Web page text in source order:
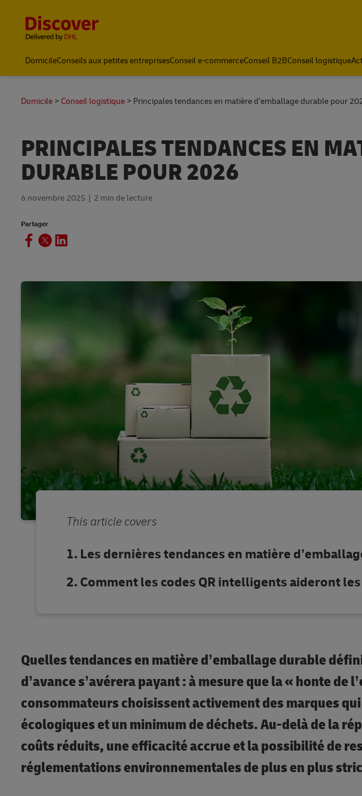
DomicileConseils aux petites entreprisesConseil e-commerceConseil B2BConseil logistique
Domicile Conseil logistique Principales tendances en matière d’emballage durable pour
PRINCIPALES TENDANCES EN
DURABLE POUR 2026
6 novembre 2025 2 min de lecture
Partager
This article covers
Les dernières tendances en matière
Comment les codes QR intelligents aideront
Quelles tendances en matière d’emballage durable
d’avance s’avérera payant : à mesure que la « honte de
consommateurs choisissent activement des marques
écologiques et un minimum de déchets. Au-delà de la
coûts réduits, une efficacité accrue et la possibilité de
réglementations environnementales de plus en plus